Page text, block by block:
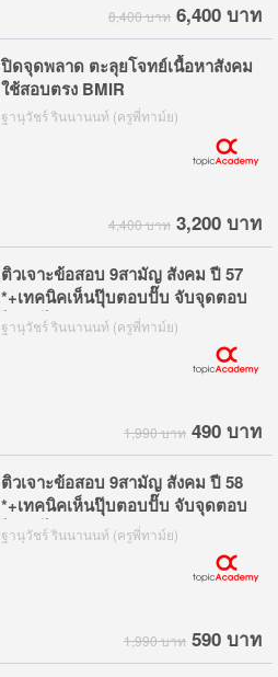
8,400 บาท 6,400 บาท
ปิดจุดพลาด ตะลุยโจทย์เนื้อหาสังคม
ใช้สอบตรง BMIR
ฐานุวัชร์ รินนานนท์ (ครูพี่ทาม์ย)
4,400 บาท 3,200 บาท
ติวเจาะข้อสอบ 9สามัญ สังคม ปี 57
*+เทคนิคเห็นปุ๊บตอบปั๊บ จับจุดตอบ
ไว ทำได้ทันเวลา
ฐานุวัชร์ รินนานนท์ (ครูพี่ทาม์ย)
1,990 บาท 490 บาท
ติวเจาะข้อสอบ 9สามัญ สังคม ปี 58
*+เทคนิคเห็นปุ๊บตอบปั๊บ จับจุดตอบ
ไว ทำได้ทันเวลา
ฐานุวัชร์ รินนานนท์ (ครูพี่ทาม์ย)
1,990 บาท 590 บาท